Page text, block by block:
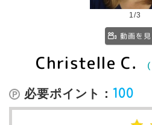
1/3
動画を
Christelle C.
必要ポイント： 100